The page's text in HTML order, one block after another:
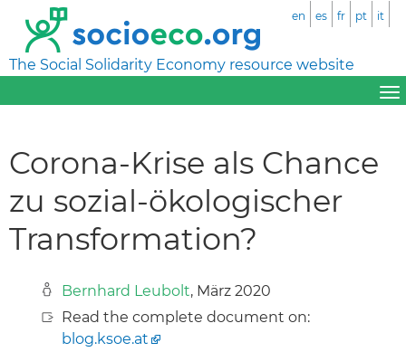
The Social Solidarity Economy resource website
en es fr pt it
Corona-Krise als Chance
zu sozial-ökologischer
Transformation?
Bernhard Leubolt, März 2020
Read the complete document on:
blog.ksoe.at